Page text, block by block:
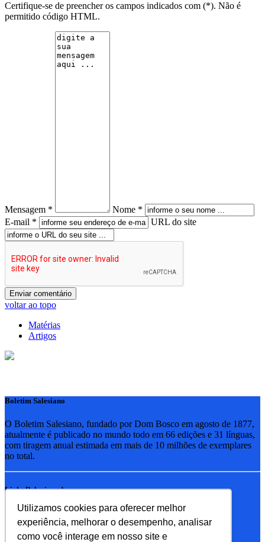
Utilizamos cookies para oferecer melhor
experiência, melhorar o desempenho, analisar
como você interage em nosso site e
Certifique-se de preencher os campos indicados com (*). Não é
permitido código HTML.
Mensagem *
Nome *
E-mail *
URL do site
voltar ao topo
Matérias
Artigos
Boletim Salesiano
O Boletim Salesiano, fundado por Dom Bosco em agosto de 1877,
atualmente é publicado no mundo todo em 66 edições e 31 línguas,
com tiragem anual estimada em mais de 10 milhões de exemplares
no total.
Links Relacionados
RSB - Rede Salesiana Brasil
EDEBE - Editora
UPV - União pela Vida